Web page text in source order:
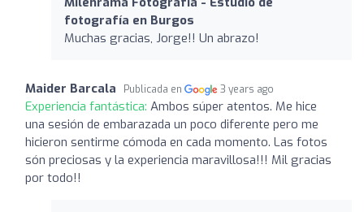
fotografía en Burgos
Muchas gracias, Jorge!! Un abrazo!
Maider Barcala Publicada en 3 years ago
Experiencia fantástica: Ambos súper atentos. Me hice
una sesión de embarazada un poco diferente pero me
hicieron sentirme cómoda en cada momento. Las fotos
són preciosas y la experiencia maravillosa!!! Mil gracias
por todo!!